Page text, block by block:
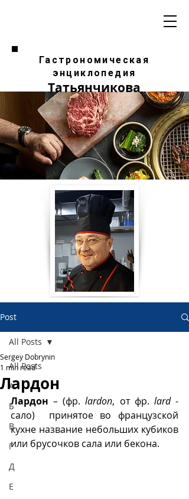
Гастрономическая
энциклопедия
Татьянчикова
Post
All Posts
А
Б
В
Г
Д
Е
All Posts
Лардон
Sergey Dobrynin
1 min read
Лардон – (фр. lardon, от фр. lard -
сало)  принятое во французской
кухне название небольших кубиков
или брусочков сала или бекона.